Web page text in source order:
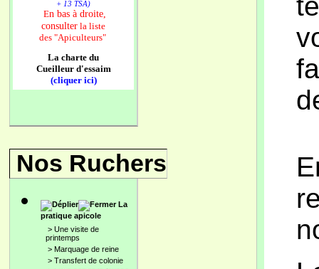
+ 13 TSA)
En bas à droite,
consulter la liste
des "Apiculteurs"
La charte du
Cueilleur d'essaim
(cliquer ici)
Nos Ruchers
La
pratique apicole
> Une visite de
printemps
> Marquage de reine
> Transfert de colonie